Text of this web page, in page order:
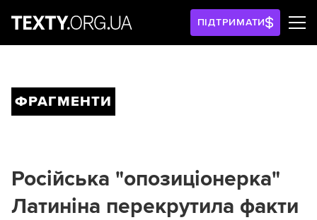
ПІДТРИМАТИ
ФРАГМЕНТИ
Російська "опозиціонерка"
Латиніна перекрутила факти